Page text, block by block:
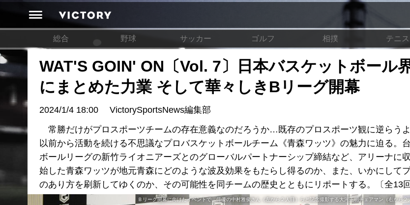
総合 野球 サッカー ゴルフ 相撲 テニス
WAT'S GOIN' ON〔Vol. 7〕日本バスケットボール
にまとめた力業 そして華々しきBリーグ開幕
2024/1/4 18:00
VictorySportsNews編集部
常勝だけがプロスポーツチームの存在意義なのだろうか…既存のプロスポーツ観に逆らう
以前から活動を続ける不思議なプロバスケットボールチーム《青森ワッツ》の魅力に迫る。
ボールリーグの新竹ライオニアーズとのグローバルパートナーシップ締結など、アリーナに
始した青森ワッツが地元青森にどのような波及効果をもたらし得るのか、また、いかにして
のあり方を刷新してゆくのか、その可能性を同チームの歴史とともにリポートする。〔全13回
Ｂリーグ開幕に向けたイベントで、俳優の中村雅俊さん（左から２人目）らと記念撮影する大河正明チェアマン（右から